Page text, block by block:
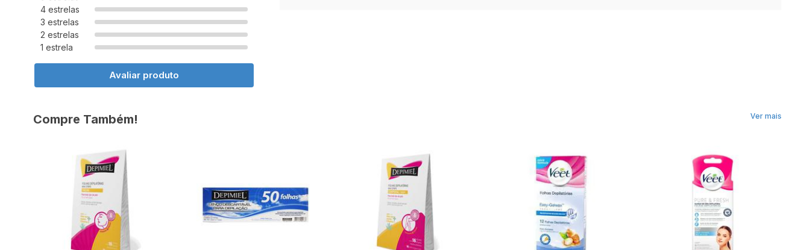
4 estrelas
3 estrelas
2 estrelas
1 estrela
Avaliar produto
Ver mais
Compre Também!